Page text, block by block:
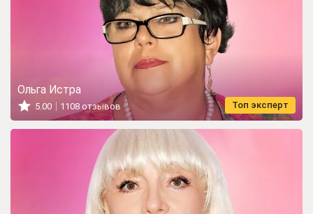
Топ эксперт
Ольга Истра
5.00 1108 отзывов